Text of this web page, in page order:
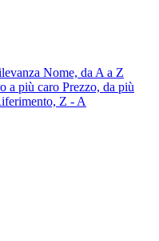
Nome, da A a Z
a più caro Prezzo, da più
Z - A